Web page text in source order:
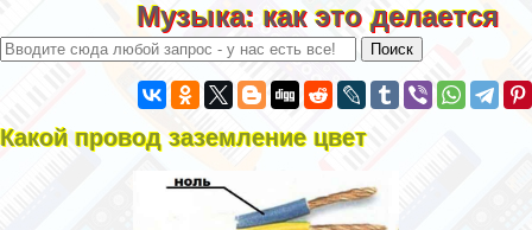
Музыка: как это делается
Какой провод заземление цвет